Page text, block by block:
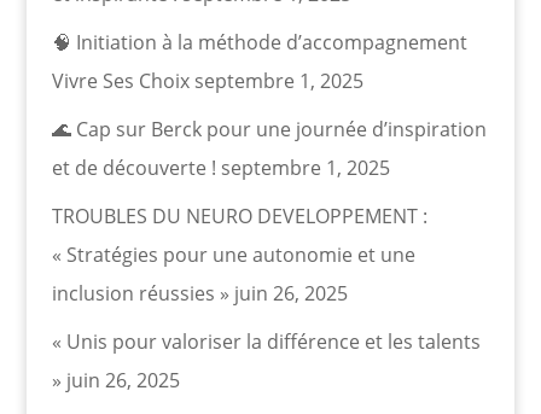
🧠 Initiation à la méthode d’accompagnement
Vivre Ses Choix septembre 1, 2025
🌊 Cap sur Berck pour une journée d’inspiration
et de découverte ! septembre 1, 2025
TROUBLES DU NEURO DEVELOPPEMENT :
« Stratégies pour une autonomie et une
inclusion réussies » juin 26, 2025
« Unis pour valoriser la différence et les talents
» juin 26, 2025